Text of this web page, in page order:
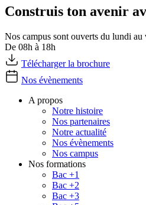
Construis ton avenir
Nos campus sont ouverts du lundi au
De 08h à 18h
Télécharger la brochure
Nos évènements
A propos
Notre histoire
Nos partenaires
Notre actualité
Nos évènements
Nos campus
Nos formations
Bac +1
Bac +2
Bac +3